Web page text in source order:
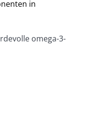
in
omega-3-